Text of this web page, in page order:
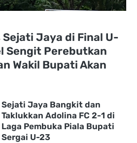
Sejati Jaya di Final U-
Sengit Perebutkan
Wakil Bupati Akan
Sejati Jaya Bangkit dan
Taklukkan Adolina FC 2-1 di
Laga Pembuka Piala Bupati
Sergai U-23